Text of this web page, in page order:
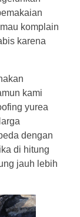
komplain
karena
kami
yurea
dengan
di hitung
jauh lebih